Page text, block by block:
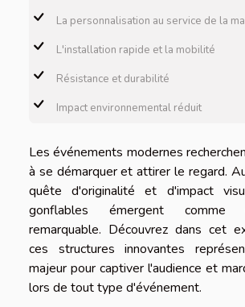
La personnalisation au service de la
L'installation rapide et la mobilité
Résistance et durabilité
Impact environnemental réduit
Les événements modernes
à se démarquer et attirer le regard.
quête d'originalité et d'impact
gonflables émergent comme
remarquable. Découvrez dans cet
ces structures innovantes
majeur pour captiver l'audience et
lors de tout type d'événement.